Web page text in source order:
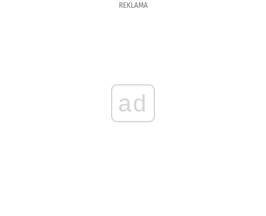
REKLAMA
ad